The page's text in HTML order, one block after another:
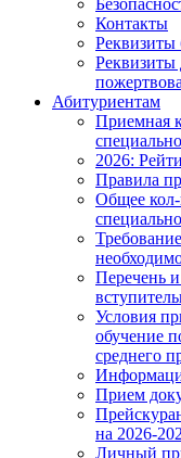
Контакты
Реквизиты
Реквизиты
Абитуриентам
Приемная
2026:
Правила
Общее
Перечень
Условия
обучение
среднего
Прием
на 2026-
Личный